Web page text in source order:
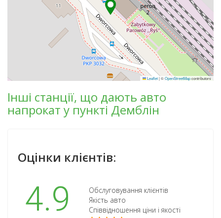
Leaflet|©OpenStreetMapcontributors
Інші станції, що дають авто
напрокат у пункті Демблін
Оцінки клієнтів:
4.9
Обслуговування клієнтів
Якість авто
Співвідношення ціни і якості